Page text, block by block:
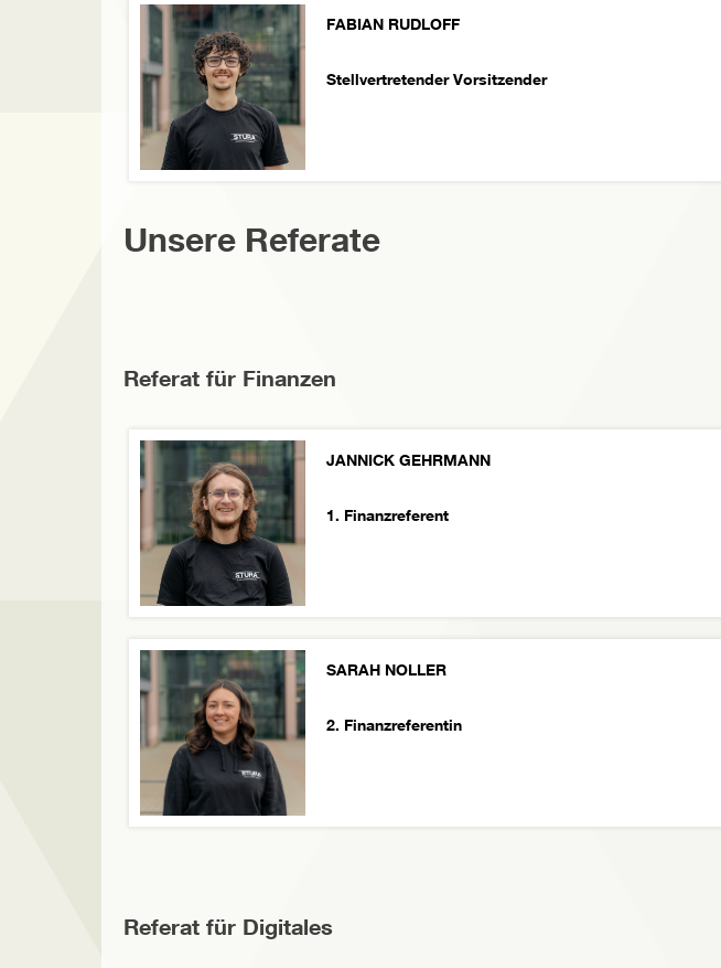
FABIAN RUDLOFF
Stellvertretender Vorsitzender
Unsere Referate
Referat für Finanzen
JANNICK GEHRMANN
1. Finanzreferent
SARAH NOLLER
2. Finanzreferentin
Referat für Digitales